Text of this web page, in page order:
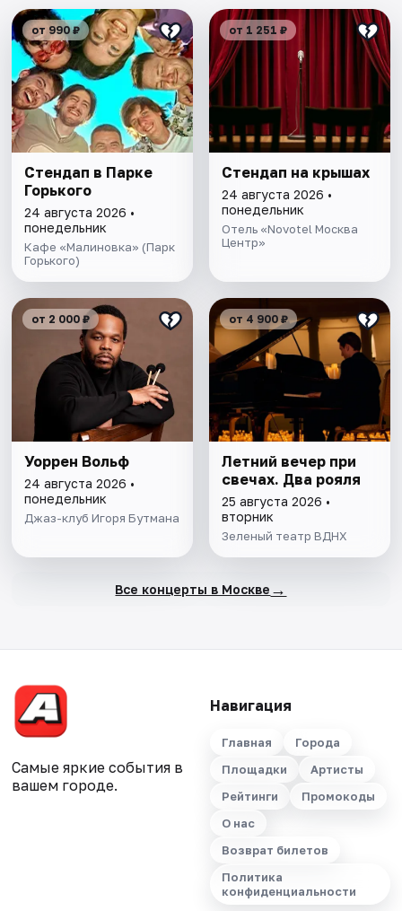
от 990 ₽
Стендап в Парке
Горького
24 августа 2026 •
понедельник
Кафе «Малиновка» (Парк
Горького)
от 1 251 ₽
Стендап на крышах
24 августа 2026 •
понедельник
Отель «Novotel Москва
Центр»
от 2 000 ₽
Уоррен Вольф
24 августа 2026 •
понедельник
Джаз-клуб Игоря Бутмана
от 4 900 ₽
Летний вечер при
свечах. Два рояля
25 августа 2026 •
вторник
Зеленый театр ВДНХ
Все концерты в Москве →
Самые яркие события в
вашем городе.
Навигация
Главная
Города
Площадки
Артисты
Рейтинги
Промокоды
О нас
Возврат билетов
Политика
конфиденциальности